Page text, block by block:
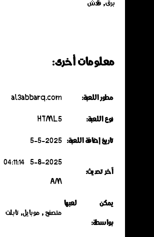
معلومات أخرى:
مطور اللعبة:
al3abbarq.com
نوع اللعبة:
HTML5
تاريخ إضافة اللعبة: 5-5-2025
آخر تحديث:
04:11:14
AM
يمكن لعبها
بواسطة:
متصفح , موبايل, تابلت